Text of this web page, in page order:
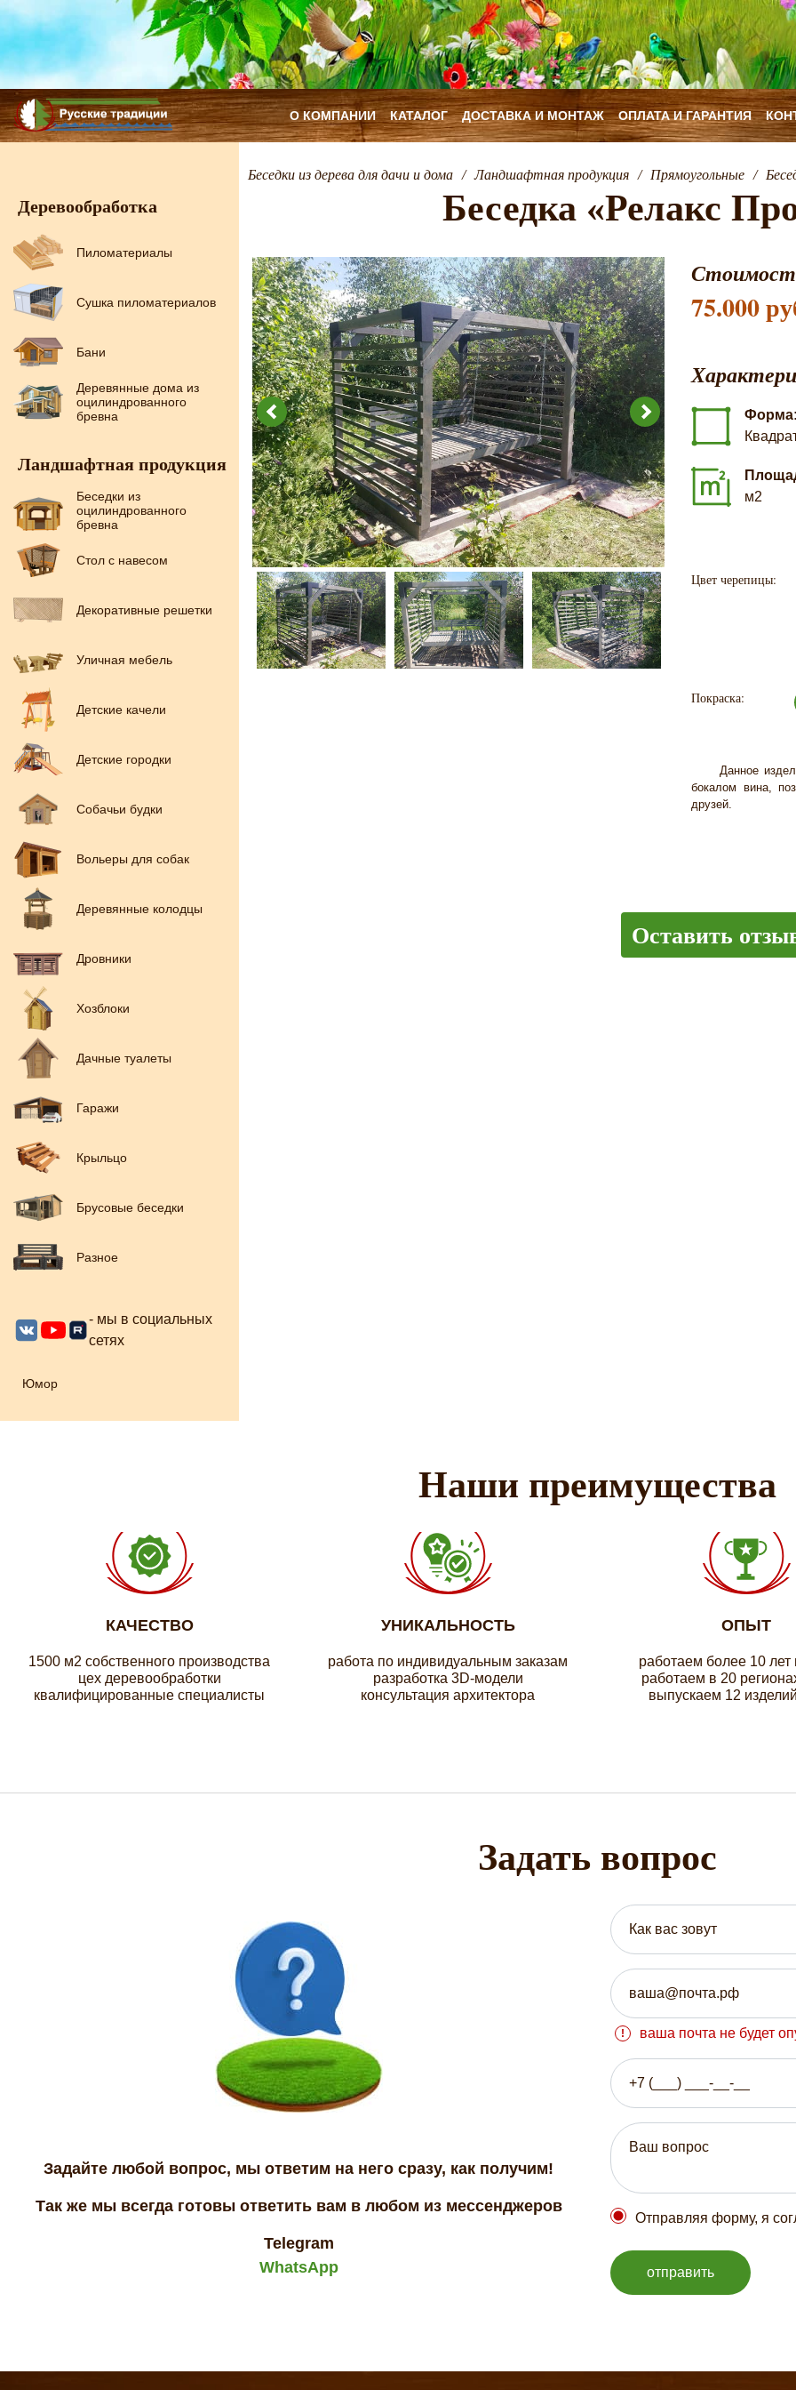
О КОМПАНИИ ДОСТАВКА И МОНТАЖ ОПЛАТА И ГАРАНТИЯ
КАТАЛОГ
Деревообработка
Пиломатериалы
Сушка пиломатериалов
Бани
Деревянные дома из
оцилиндрованного
бревна
Ландшафтная продукция
Беседки из
оцилиндрованного
бревна
Стол с навесом
Декоративные решетки
Уличная мебель
Детские качели
Детские городки
Собачьи будки
Вольеры для собак
Деревянные колодцы
Дровники
Хозблоки
Дачные туалеты
Гаражи
Крыльцо
Брусовые беседки
Разное
- мы в социальных
сетях
Юмор
Беседки из дерева для дачи и дома / Ландшафтная продукция / Прямоугольные /
Беседка «Релакс
75.000
м2
Цвет черепицы:
Покраска:
Данное
бокалом вина,
друзей.
Оставить
Наши преимущества
КАЧЕСТВО
1500 м2 собственного производства
цех деревообработки
квалифицированные специалисты
УНИКАЛЬНОСТЬ
работа по индивидуальным заказам
разработка 3D-модели
консультация архитектора
ОПЫТ
работаем более 10 лет
работаем в 20
выпускаем 12
Задать вопрос
Задайте любой вопрос, мы ответим на него сразу, как получим!
Так же мы всегда готовы ответить вам в любом из мессенджеров
Telegram
WhatsApp
ваша почта не будет
Отправляя форму, я
отправить